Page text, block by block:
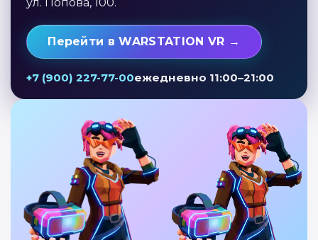
ул. Попова, 100.
Перейти в WARSTATION VR →
+7 (900) 227-77-00ежедневно 11:00–21:00